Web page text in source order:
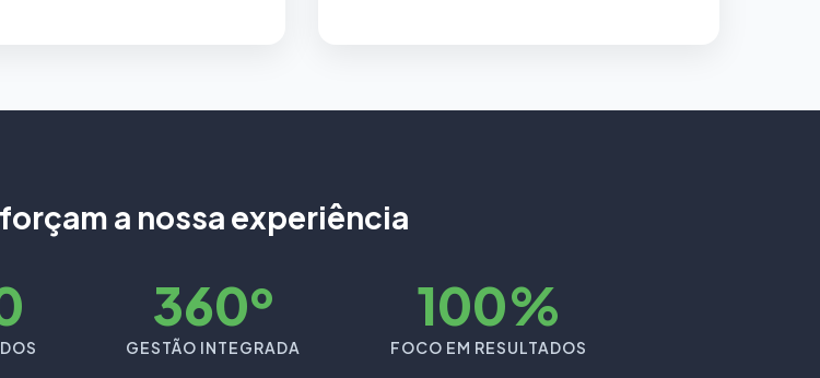
a nossa experiência
360º
GESTÃO INTEGRADA
100%
FOCO EM RESULTADOS